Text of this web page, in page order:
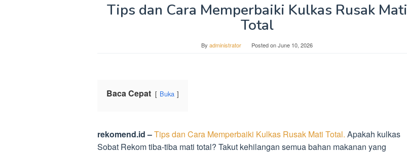
Tips dan Cara Memperbaiki Kulkas Rusak Mati
Total
By administrator Posted onJune 10, 2026
Baca Cepat Buka
rekomend.id –Tips dan Cara Memperbaiki Kulkas Rusak Mati Total. Apakah kulkas
Sobat Rekom tiba-tiba mati total? Takut kehilangan semua bahan makanan yang